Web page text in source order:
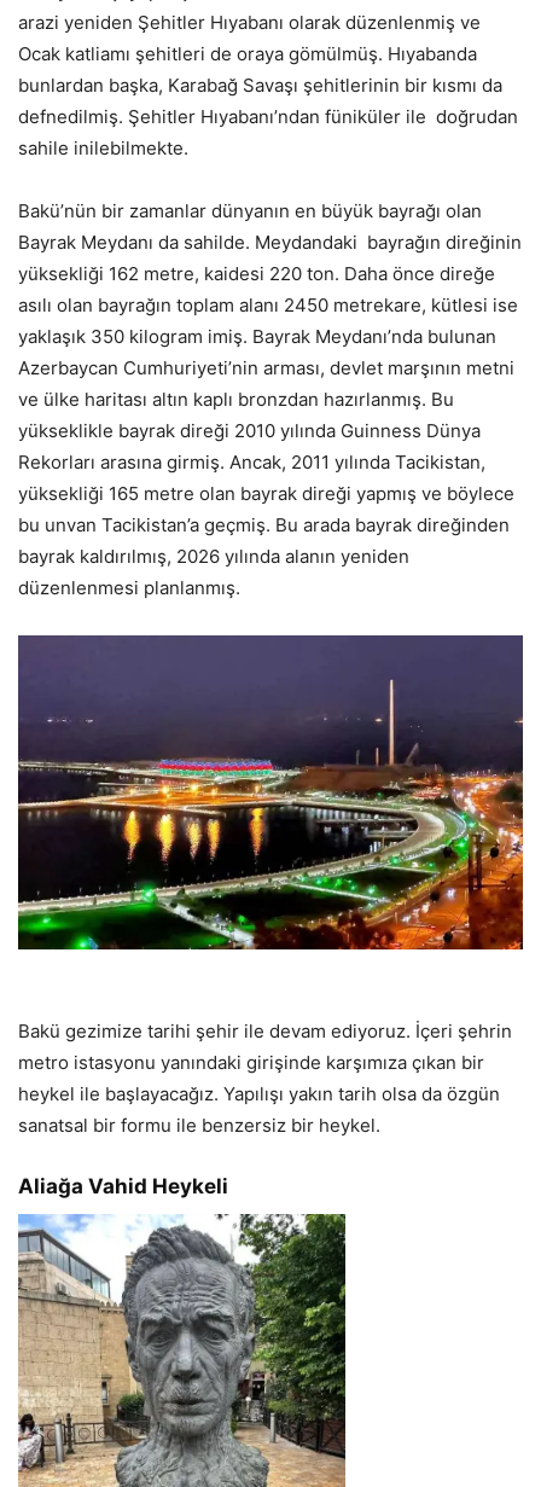
arazi yeniden Şehitler Hıyabanı olarak düzenlenmiş ve
Ocak katliamı şehitleri de oraya gömülmüş. Hıyabanda
bunlardan başka, Karabağ Savaşı şehitlerinin bir kısmı da
defnedilmiş. Şehitler Hıyabanı’ndan füniküler ile doğrudan
sahile inilebilmekte.
Bakü’nün bir zamanlar dünyanın en büyük bayrağı olan
Bayrak Meydanı da sahilde. Meydandaki bayrağın direğinin
yüksekliği 162 metre, kaidesi 220 ton. Daha önce direğe
asılı olan bayrağın toplam alanı 2450 metrekare, kütlesi ise
yaklaşık 350 kilogram imiş. Bayrak Meydanı’nda bulunan
Azerbaycan Cumhuriyeti’nin arması, devlet marşının metni
ve ülke haritası altın kaplı bronzdan hazırlanmış. Bu
yükseklikle bayrak direği 2010 yılında Guinness Dünya
Rekorları arasına girmiş. Ancak, 2011 yılında Tacikistan,
yüksekliği 165 metre olan bayrak direği yapmış ve böylece
bu unvan Tacikistan’a geçmiş. Bu arada bayrak direğinden
bayrak kaldırılmış, 2026 yılında alanın yeniden
düzenlenmesi planlanmış.
Bakü gezimize tarihi şehir ile devam ediyoruz. İçeri şehrin
metro istasyonu yanındaki girişinde karşımıza çıkan bir
heykel ile başlayacağız. Yapılışı yakın tarih olsa da özgün
sanatsal bir formu ile benzersiz bir heykel.
Aliağa Vahid Heykeli